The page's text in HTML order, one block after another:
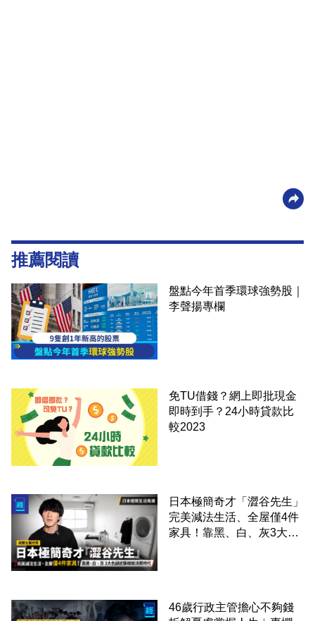
推薦閱讀
盤點今年首季環球強勢股｜
李聲揚專欄
免TU借錢？網上即批現金
即時到手？24小時貸款比
較2023
日本極簡奇才「澀谷先生」
完美減法生活、全屋僅4件
家具！靠黑、白、灰3大色
46歲行政主管擔心不夠錢